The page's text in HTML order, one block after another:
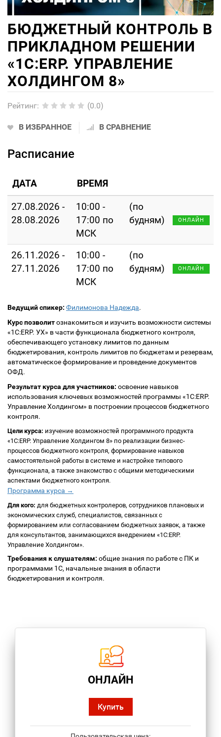
БЮДЖЕТНЫЙ КОНТРОЛЬ В
ПРИКЛАДНОМ РЕШЕНИИ
«1С:ERP. УПРАВЛЕНИЕ
ХОЛДИНГОМ 8»
Рейтинг: (0.0)
В ИЗБРАННОЕ В СРАВНЕНИЕ
Расписание
ДАТА ВРЕМЯ
27.08.2026 -
28.08.2026
10:00 -
17:00 по
МСК
(по
будням)
ОНЛАЙН
26.11.2026 -
27.11.2026
10:00 -
17:00 по
МСК
(по
будням)
ОНЛАЙН
Ведущий спикер: Филимонова Надежда.
Курс позволитознакомиться и изучить возможности системы
«1С:ERP. УХ» в части функционала бюджетного контроля,
обеспечивающего установку лимитов по данным
бюджетирования, контроль лимитов по бюджетам и резервам,
автоматическое формирование и проведение документов
ОФД.
Результат курса для участников: освоение навыков
использования ключевых возможностей программы «1С:ERP.
Управление Холдингом» в построении процессов бюджетного
контроля.
Цели курса: изучение возможностей программного продукта
«1С:ERP. Управление Холдингом 8» по реализации бизнес-
процессов бюджетного контроля, формирование навыков
самостоятельной работы в системе и настройке типового
функционала, а также знакомство с общими методическими
аспектами бюджетного контроля.
Программа курса →
Для кого: для бюджетных контролеров, сотрудников плановых и
экономических служб, специалистов, связанных с
формированием или согласованием бюджетных заявок, а также
для консультантов, занимающихся внедрением «1С:ERP.
Управление Холдингом».
Требования к слушателям: общие знания по работе с ПК и
программами 1С, начальные знания в области
бюджетирования и контроля.
ОНЛАЙН
Купить